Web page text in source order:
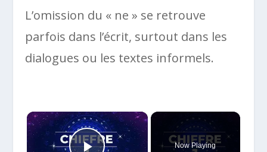
L’omission du « ne » se retrouve
parfois dans l’écrit, surtout dans les
dialogues ou les textes informels.
×
Now Playing